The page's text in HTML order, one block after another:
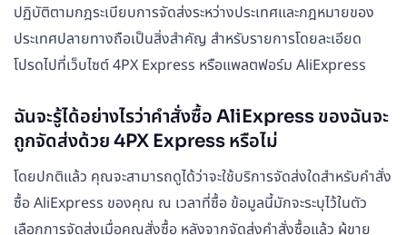
ปฏิบัติตามกฎระเบียบการจัดส่งระหว่างประเทศและกฎหมายของ
ประเทศปลายทางถือเป็นสิ่งสำคัญ สำหรับรายการโดยละเอียด
โปรดไปที่เว็บไซต์ 4PX Express หรือแพลตฟอร์ม AliExpress
ฉันจะรู้ได้อย่างไรว่าคำสั่งซื้อ AliExpress ของฉันจะ
ถูกจัดส่งด้วย 4PX Express หรือไม่
โดยปกติแล้ว คุณจะสามารถดูได้ว่าจะใช้บริการจัดส่งใดสำหรับคำสั่ง
ซื้อ AliExpress ของคุณ ณ เวลาที่ซื้อ ข้อมูลนี้มักจะระบุไว้ในตัว
เลือกการจัดส่งเมื่อคุณสั่งซื้อ หลังจากจัดส่งคำสั่งซื้อแล้ว ผู้ขาย